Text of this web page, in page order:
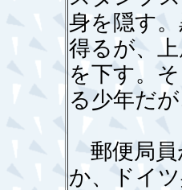
身を隠す
得るが、
を下す。
る少年だ
郵便局員
か、ドイ